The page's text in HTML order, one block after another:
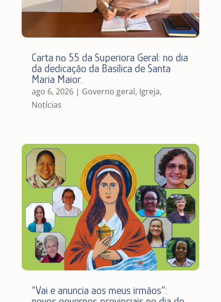
Carta nº 55 da Superiora Geral: no dia
da dedicação da Basílica de Santa
Maria Maior.
ago 6, 2026| Governo geral, Igreja,
Notícias
“Vai e anuncia aos meus irmãos”: